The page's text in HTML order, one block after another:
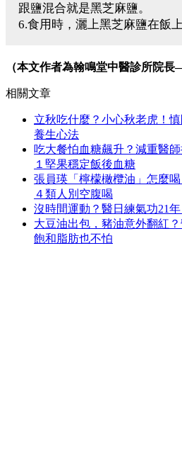
跟鹽混合就是黑芝麻鹽。
6.食用時，灑上黑芝麻鹽在飯上
（本文作者為翰鳴堂中醫診所院長
相關文章
立秋吃什麼？小心秋老虎！
養生心法
吃大餐怕血糖飆升？減重醫
１堅果穩定飯後血糖
張員瑛「檸檬橄欖油」怎麼
４類人別空腹喝
沒時間運動？醫日練氣功21
大豆油出包，豬油意外翻紅
飽和脂肪也不怕